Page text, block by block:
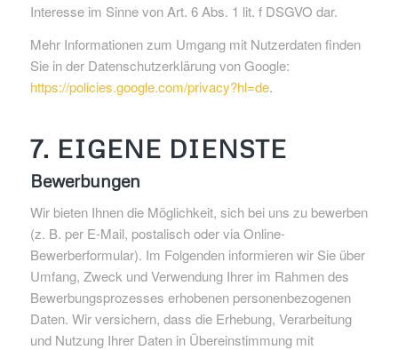
Interesse im Sinne von Art. 6 Abs. 1 lit. f DSGVO dar.
Mehr Informationen zum Umgang mit Nutzerdaten finden
Sie in der Datenschutzerklärung von Google:
https://policies.google.com/privacy?hl=de.
7. EIGENE DIENSTE
Bewerbungen
Wir bieten Ihnen die Möglichkeit, sich bei uns zu bewerben
(z. B. per E-Mail, postalisch oder via Online-
Bewerberformular). Im Folgenden informieren wir Sie über
Umfang, Zweck und Verwendung Ihrer im Rahmen des
Bewerbungsprozesses erhobenen personenbezogenen
Daten. Wir versichern, dass die Erhebung, Verarbeitung
und Nutzung Ihrer Daten in Übereinstimmung mit